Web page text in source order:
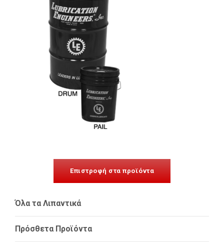
Επιστροφή στα προϊόντα
Όλα τα Λιπαντικά
Πρόσθετα Προϊόντα